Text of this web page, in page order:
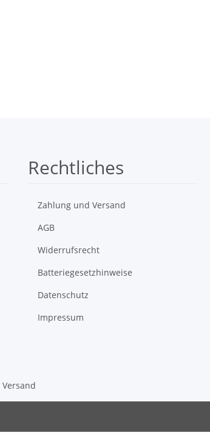
Rechtliches
Zahlung und Versand
AGB
Widerrufsrecht
Batteriegesetzhinweise
Datenschutz
Impressum
Versand